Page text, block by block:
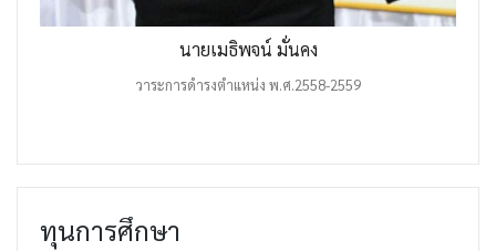
นายเมธิพจน์ มั่นคง
วาระการดำรงตำแหน่ง พ.ศ.2558-2559
ทุนการศึกษา